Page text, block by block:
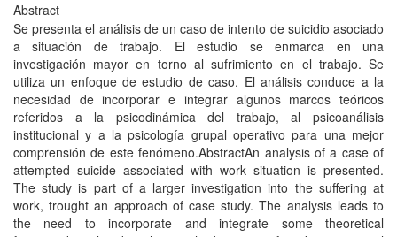
Abstract
Se presenta el análisis de un caso de intento de suicidio asociado
a situación de trabajo. El estudio se enmarca en una
investigación mayor en torno al sufrimiento en el trabajo. Se
utiliza un enfoque de estudio de caso. El análisis conduce a la
necesidad de incorporar e integrar algunos marcos teóricos
referidos a la psicodinámica del trabajo, al psicoanálisis
institucional y a la psicología grupal operativo para una mejor
comprensión de este fenómeno.AbstractAn analysis of a case of
attempted suicide associated with work situation is presented.
The study is part of a larger investigation into the suffering at
work, trought an approach of case study. The analysis leads to
the need to incorporate and integrate some theoretical